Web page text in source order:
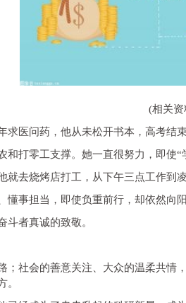
(相关资
医问药，他从未松开书本，高考
打零工支撑。她一直很努力，即使
去烧烤店打工，从下午三点工作到
事担当，即使负重前行，却依然向阳
者真诚的致敬。
社会的善意关注、大众的温柔共
。